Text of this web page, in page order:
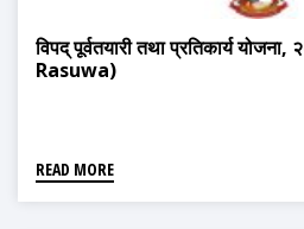
विपद् पूर्वतयारी तथा प्रतिकार्य
Rasuwa)
READ MORE